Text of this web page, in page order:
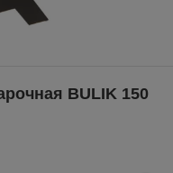
BULIK 150